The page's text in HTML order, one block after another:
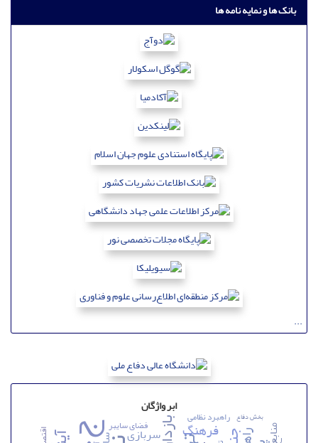
بانک ها و نمایه نامه ها
...
ابر واژگان
فرهنگ سربازی
فضای سایبر
راهبرد نظامی بخش دفاع